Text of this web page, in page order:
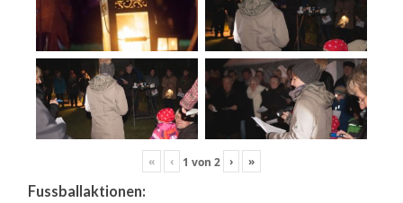
« ‹ 1 von 2 › »
Fussballaktionen: